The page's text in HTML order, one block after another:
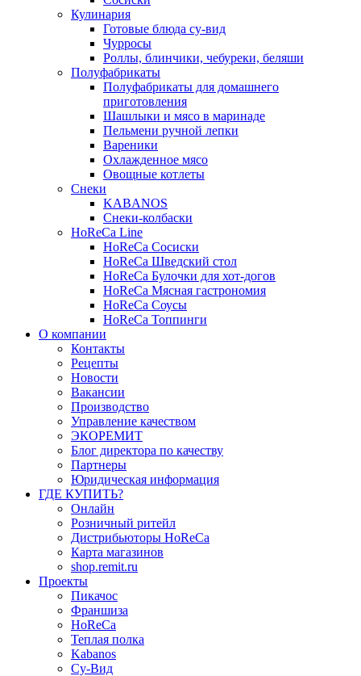
Кулинария
Готовые блюда су-вид
Чурросы
Роллы, блинчики, чебуреки, беляши
Полуфабрикаты
Полуфабрикаты для домашнего
приготовления
Шашлыки и мясо в маринаде
Пельмени ручной лепки
Вареники
Охлажденное мясо
Овощные котлеты
Снеки
KABANOS
Снеки-колбаски
HoReCa Line
HoReCa Сосиски
HoReCa Шведский стол
HoReCa Булочки для хот-догов
HoReCa Мясная гастрономия
HoReCa Соусы
HoReCa Топпинги
О компании
Контакты
Рецепты
Новости
Вакансии
Производство
Управление качеством
ЭКОРЕМИТ
Блог директора по качеству
Партнеры
Юридическая информация
ГДЕ КУПИТЬ?
Онлайн
Розничный ритейл
Дистрибьюторы HoReCa
Карта магазинов
shop.remit.ru
Проекты
Пикачос
Франшиза
HoReCa
Теплая полка
Kabanos
Су-Вид